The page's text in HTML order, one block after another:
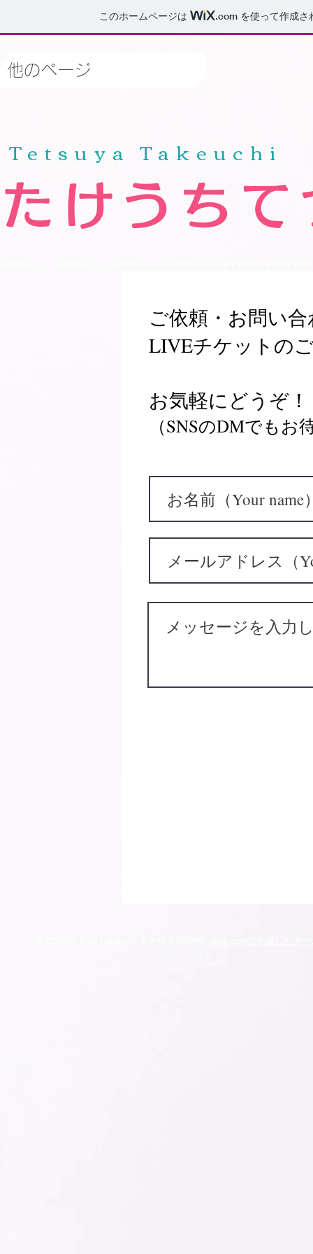
このホームページは .com を使って作成さ
他のページ
たけうちて
​Tetsuya Takeuchi
ご依頼・お問い
LIVEチケットの
お気軽にどうぞ！
（SNSのDMでも